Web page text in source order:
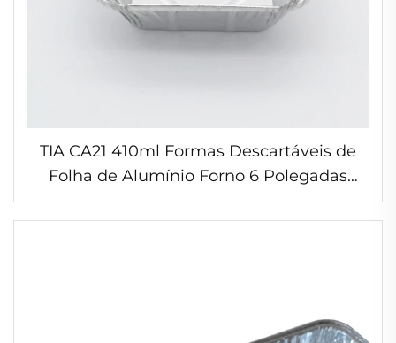
TIA CA21 410ml Formas Descartáveis de
Folha de Alumínio Forno 6 Polegadas
Recipientes Retangulares para Alimentos
por Atacado para Fornos Elétricos